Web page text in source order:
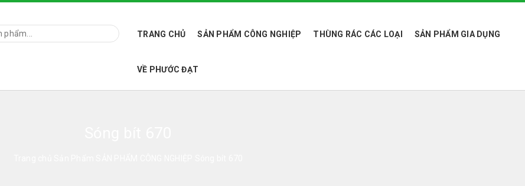
TRANG CHỦ SẢN PHẨM CÔNG NGHIỆP THÙNG RÁC CÁC LOẠI SẢN PHẨM GIA DỤNG
VỀ PHƯỚC ĐẠT